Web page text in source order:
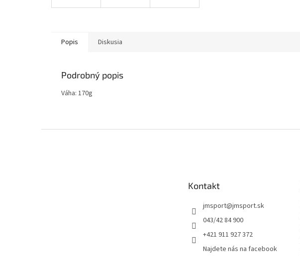
Popis Diskusia
Podrobný popis
Váha: 170g
Kontakt
jmsport@jmsport.sk
043/42 84 900
+421 911 927 372
Najdete nás na facebook